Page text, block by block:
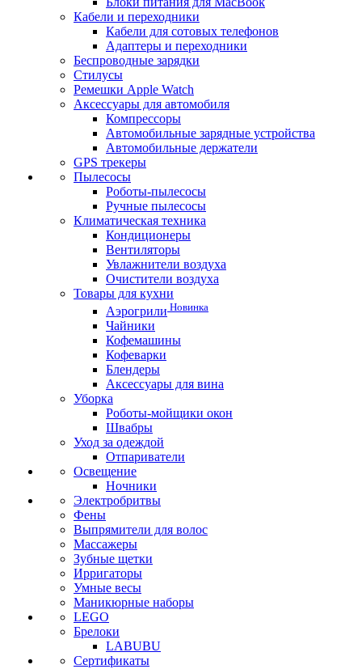
Кабели и переходники
Кабели для сотовых телефонов
Адаптеры и переходники
Беспроводные зарядки
Стилусы
Ремешки Apple Watch
Аксессуары для автомобиля
Компрессоры
Автомобильные зарядные устройства
Автомобильные держатели
GPS трекеры
Пылесосы
Роботы-пылесосы
Ручные пылесосы
Климатическая техника
Кондиционеры
Вентиляторы
Увлажнители воздуха
Очистители воздуха
Товары для кухни
Аэрогрили Новинка
Чайники
Кофемашины
Кофеварки
Блендеры
Аксессуары для вина
Уборка
Роботы-мойщики окон
Швабры
Уход за одеждой
Отпариватели
Освещение
Ночники
Электробритвы
Фены
Выпрямители для волос
Массажеры
Зубные щетки
Ирригаторы
Умные весы
Маникюрные наборы
LEGO
Брелоки
LABUBU
Сертификаты